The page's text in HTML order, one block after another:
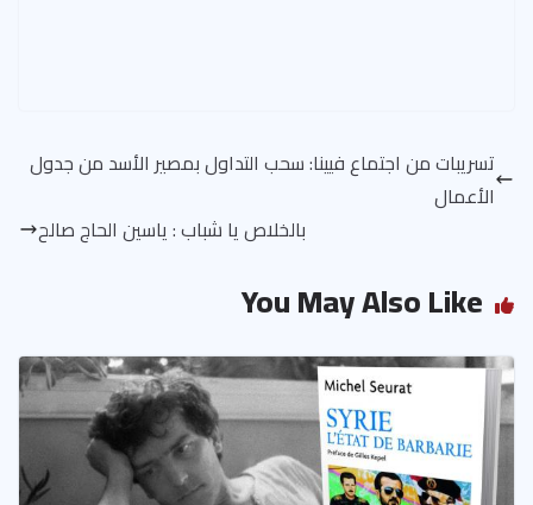
تسريبات من اجتماع فيينا: سحب التداول بمصير الأسد من جدول
الأعمال
بالخلاص يا شباب : ياسين الحاج صالح
You May Also Like